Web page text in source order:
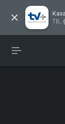
ТВ,